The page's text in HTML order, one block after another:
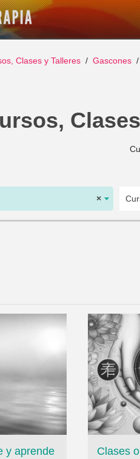
Clases y Talleres Gascones
×
y aprende
Clases